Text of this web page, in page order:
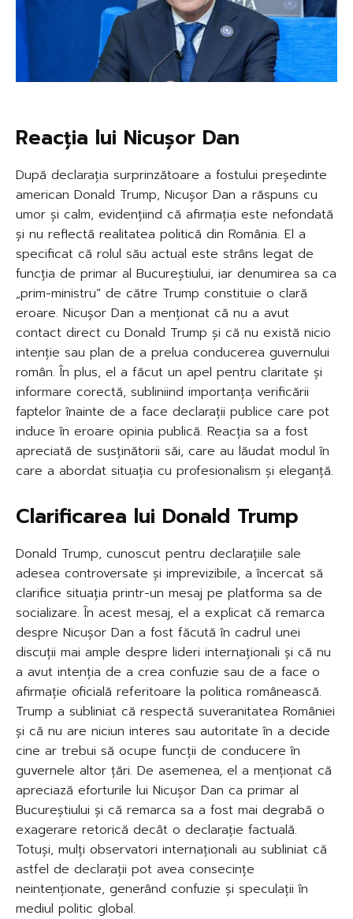
Reacția lui Nicușor Dan
După declarația surprinzătoare a fostului președinte
american Donald Trump, Nicușor Dan a răspuns cu
umor și calm, evidențiind că afirmația este nefondată
și nu reflectă realitatea politică din România. El a
specificat că rolul său actual este strâns legat de
funcția de primar al Bucureștiului, iar denumirea sa ca
„prim-ministru” de către Trump constituie o clară
eroare. Nicușor Dan a menționat că nu a avut
contact direct cu Donald Trump și că nu există nicio
intenție sau plan de a prelua conducerea guvernului
român. În plus, el a făcut un apel pentru claritate și
informare corectă, subliniind importanța verificării
faptelor înainte de a face declarații publice care pot
induce în eroare opinia publică. Reacția sa a fost
apreciată de susținătorii săi, care au lăudat modul în
care a abordat situația cu profesionalism și eleganță.
Clarificarea lui Donald Trump
Donald Trump, cunoscut pentru declarațiile sale
adesea controversate și imprevizibile, a încercat să
clarifice situația printr-un mesaj pe platforma sa de
socializare. În acest mesaj, el a explicat că remarca
despre Nicușor Dan a fost făcută în cadrul unei
discuții mai ample despre lideri internaționali și că nu
a avut intenția de a crea confuzie sau de a face o
afirmație oficială referitoare la politica românească.
Trump a subliniat că respectă suveranitatea României
și că nu are niciun interes sau autoritate în a decide
cine ar trebui să ocupe funcții de conducere în
guvernele altor țări. De asemenea, el a menționat că
apreciază eforturile lui Nicușor Dan ca primar al
Bucureștiului și că remarca sa a fost mai degrabă o
exagerare retorică decât o declarație factuală.
Totuși, mulți observatori internaționali au subliniat că
astfel de declarații pot avea consecințe
neintenționate, generând confuzie și speculații în
mediul politic global.